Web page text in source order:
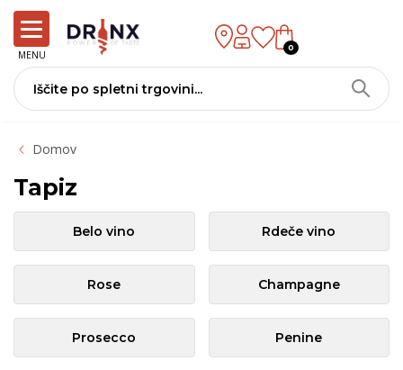
MENU
0
Domov
Tapiz
Belo vino Rdeče vino
Rose Champagne
Prosecco Penine